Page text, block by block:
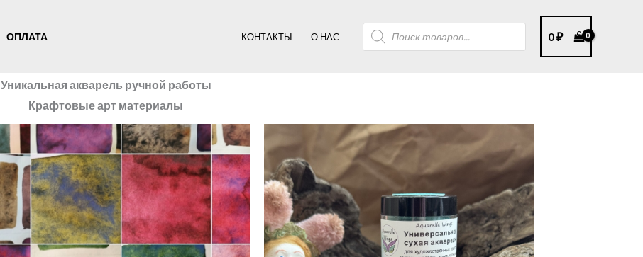
ОПЛАТА КОНТАКТЫ О НАС
Поиск
товаров
0₽
Уникальная акварель ручной работы
Крафтовые арт материалы